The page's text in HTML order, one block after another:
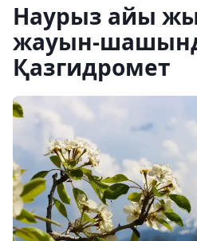
Наурыз айы
жауын-
Қазгидромет